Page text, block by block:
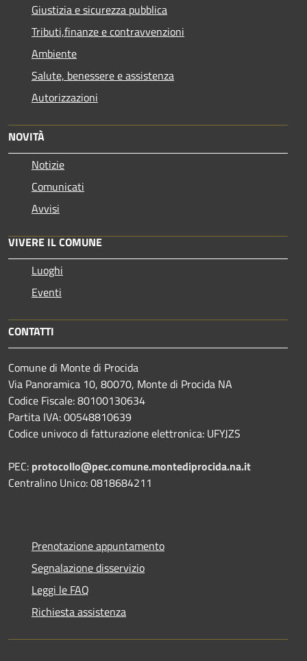
Giustizia e sicurezza pubblica
Tributi,finanze e contravvenzioni
Ambiente
Salute, benessere e assistenza
Autorizzazioni
NOVITÀ
Notizie
Comunicati
Avvisi
VIVERE IL COMUNE
Luoghi
Eventi
CONTATTI
Comune di Monte di Procida
Via Panoramica 10, 80070, Monte di Procida NA
Codice Fiscale: 80100130634
Partita IVA: 00548810639
Codice univoco di fatturazione elettronica: UFYJZS
PEC: protocollo@pec.comune.montediprocida.na.it
Centralino Unico:0818684211
Prenotazione appuntamento
Segnalazione disservizio
Leggi le FAQ
Richiesta assistenza